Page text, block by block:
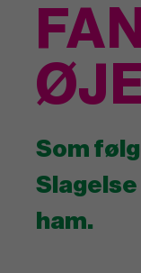
Som
ham.